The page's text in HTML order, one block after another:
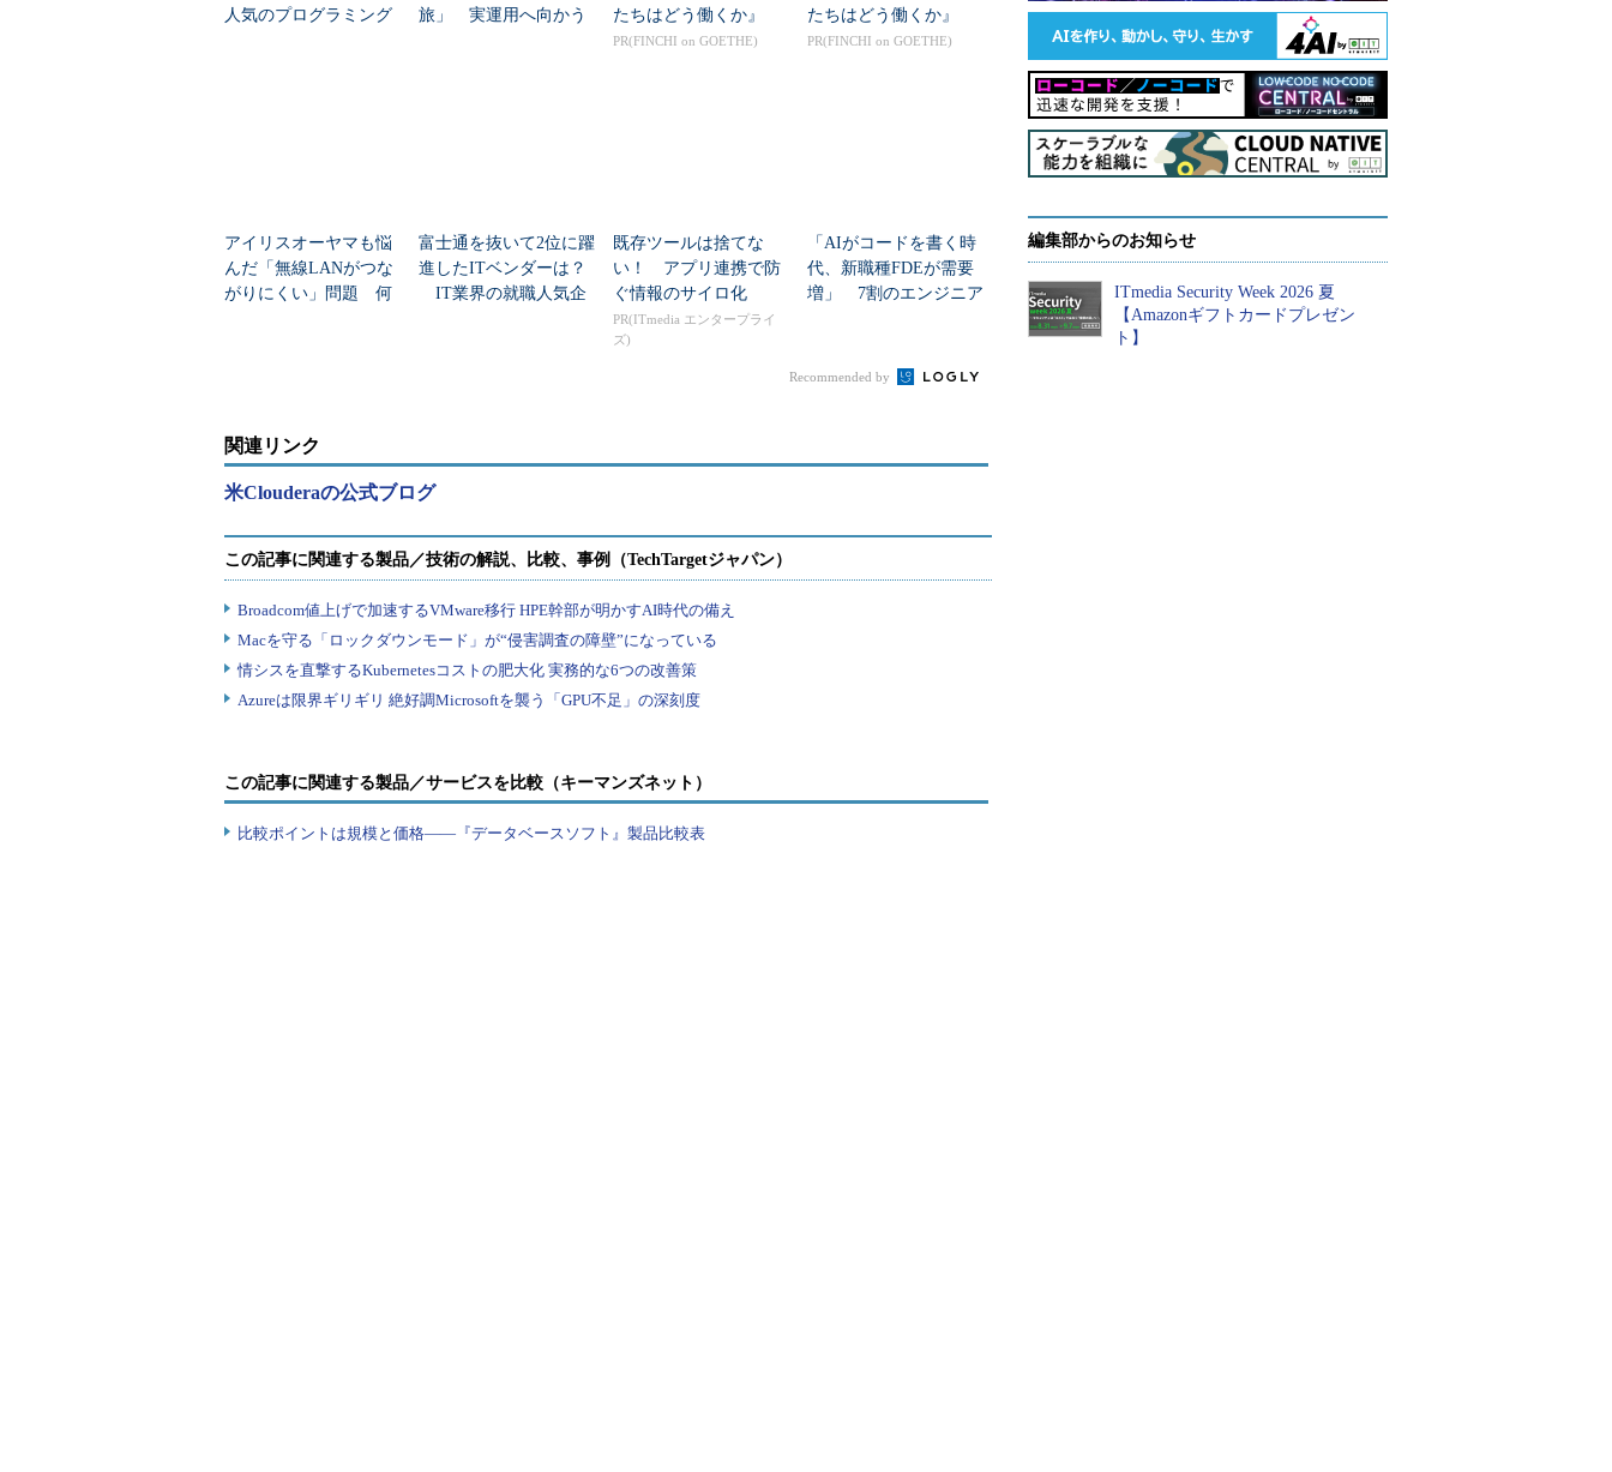
人気のプログラミング
旅」 実運用へ向かう
たちはどう働くか』
PR(FINCHI on GOETHE)
たちはどう働くか』
PR(FINCHI on GOETHE)
アイリスオーヤマも悩
んだ「無線LANがつな
がりにくい」問題 何
富士通を抜いて2位に躍
進したITベンダーは？
IT業界の就職人気企
既存ツールは捨てな
い！ アプリ連携で防
ぐ情報のサイロ化
PR(ITmedia エンタープライ
ズ)
「AIがコードを書く時
代、新職種FDEが需要
増」 7割のエンジニア
Recommended by
関連リンク
米Clouderaの公式ブログ
この記事に関連する製品／サービスを比較（キーマンズネット）
比較ポイントは規模と価格――『データベースソフト』製品比較表
編集部からのお知らせ
ITmedia Security Week 2026 夏
【Amazonギフトカードプレゼン
ト】